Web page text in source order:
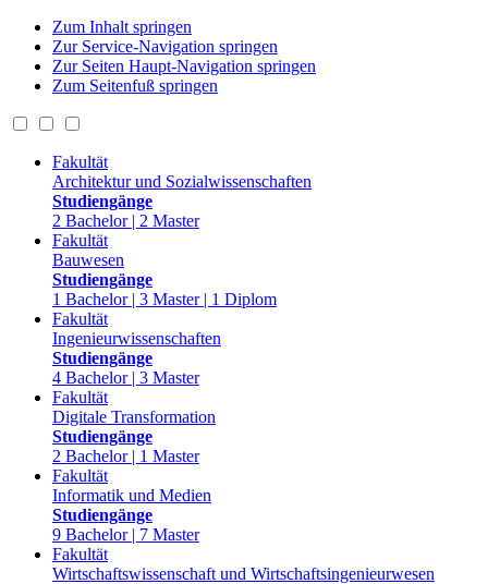
Zum Inhalt springen
Zur Service-Navigation springen
Zur Seiten Haupt-Navigation springen
Zum Seitenfuß springen
Fakultät
Architektur und Sozialwissenschaften
Studiengänge
2 Bachelor | 2 Master
Fakultät
Bauwesen
Studiengänge
1 Bachelor | 3 Master | 1 Diplom
Fakultät
Ingenieurwissenschaften
Studiengänge
4 Bachelor | 3 Master
Fakultät
Digitale Transformation
Studiengänge
2 Bachelor | 1 Master
Fakultät
Informatik und Medien
Studiengänge
9 Bachelor | 7 Master
Fakultät
Wirtschaftswissenschaft und Wirtschaftsingenieurwesen